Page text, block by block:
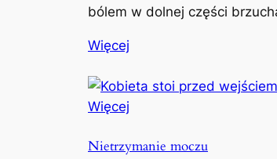
bólem w dolnej części
Więcej
Więcej
Nietrzymanie moczu